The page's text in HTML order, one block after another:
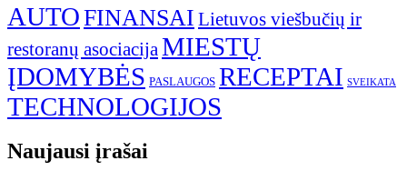
AUTOFINANSAI Lietuvos viešbučių ir
restoranų asociacija MIESTŲ
ĮDOMYBĖS PASLAUGOS RECEPTAI SVEIKATA
TECHNOLOGIJOS
Naujausi įrašai